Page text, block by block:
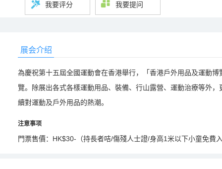
我要评分 我要提问
展会介绍
為慶祝第十五屆全國運動會在香港舉行，「香港戶外用品及運動
覽。除展出各式各樣運動用品、裝備、行山露營、運動治療等外
續對運動及戶外用品的熱潮。
注意事项
門票售價：HK$30-（持長者咭/傷殘人士證/身高1米以下小童免費